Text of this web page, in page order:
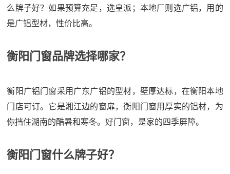
么牌子好？如果预算充足，选皇派；本地厂则选广铝，用的
是广铝型材，性价比高。
衡阳门窗品牌选择哪家？
衡阳广铝门窗采用广东广铝的型材，壁厚达标，在衡阳本地
门店可订。它是湘江边的窗扉，衡阳门窗用厚实的铝材，为
你挡住湖南的酷暑和寒冬。好门窗，是家的四季屏障。
衡阳门窗什么牌子好？